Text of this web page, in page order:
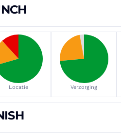
Locatie Verzorging